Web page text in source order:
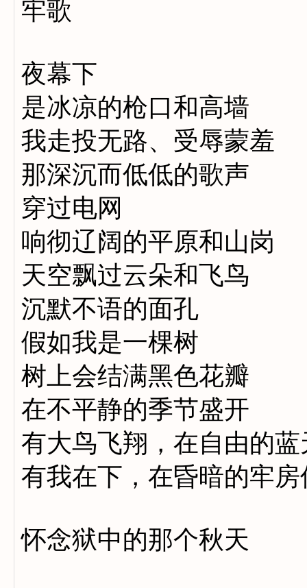
牢歌
夜幕下
是冰凉的枪口和高墙
我走投无路、受辱蒙羞
那深沉而低低的歌声
穿过电网
响彻辽阔的平原和山岗
天空飘过云朵和飞鸟
沉默不语的面孔
假如我是一棵树
树上会结满黑色花瓣
在不平静的季节盛开
有大鸟飞翔，在自由的蓝
有我在下，在昏暗的牢房
怀念狱中的那个秋天